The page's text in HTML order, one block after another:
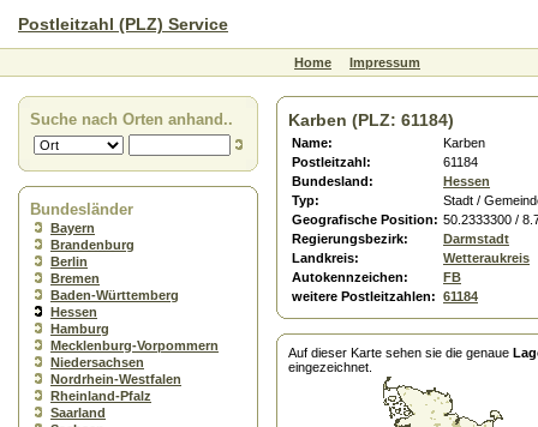
Postleitzahl (PLZ) Service
Home Impressum
Suche nach Orten anhand..
Bundesländer
Bayern
Brandenburg
Berlin
Bremen
Baden-Württemberg
Hessen
Hamburg
Mecklenburg-Vorpommern
Niedersachsen
Nordrhein-Westfalen
Rheinland-Pfalz
Saarland
Karben (PLZ: 61184)
Name:
Karben
Postleitzahl:
61184
Bundesland:
Hessen
Typ:
Stadt /
Geografische Position: 50.2333300 /
Regierungsbezirk:
Darmstadt
Landkreis:
Wetteraukreis
Autokennzeichen:
FB
weitere Postleitzahlen: 61184
Auf dieser Karte sehen sie die genaue
eingezeichnet.